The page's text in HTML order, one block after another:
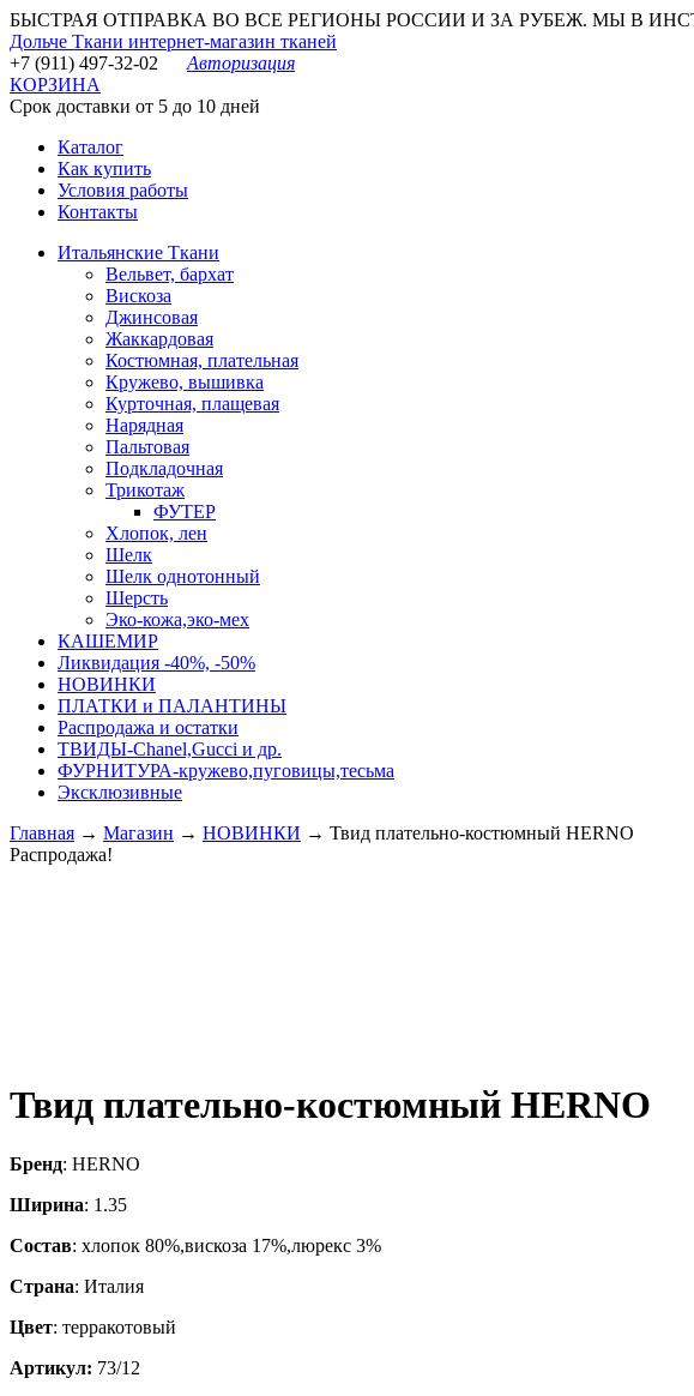
БЫСТРАЯ ОТПРАВКА ВО ВСЕ РЕГИОНЫ РОССИИ И ЗА РУБЕЖ. МЫ В
Дольче Ткани интернет-магазин тканей
+7 (911) 497-32-02
Авторизация
КОРЗИНА
Срок доставки от 5 до 10 дней
Каталог
Как купить
Условия работы
Контакты
Итальянские Ткани
Вельвет, бархат
Вискоза
Джинсовая
Жаккардовая
Костюмная, плательная
Кружево, вышивка
Курточная, плащевая
Нарядная
Пальтовая
Подкладочная
Трикотаж
ФУТЕР
Хлопок, лен
Шелк
Шелк однотонный
Шерсть
Эко-кожа,эко-мех
КАШЕМИР
Ликвидация -40%, -50%
НОВИНКИ
ПЛАТКИ и ПАЛАНТИНЫ
Распродажа и остатки
ТВИДЫ-Сhanel,Gucci и др.
ФУРНИТУРА-кружево,пуговицы,тесьма
Эксклюзивные
Главная → Магазин → НОВИНКИ → Твид плательно-костюмный HERNO
Распродажа!
Твид плательно-костюмный HERNO
Бренд: HERNO
Ширина: 1.35
Состав: хлопок 80%,вискоза 17%,люрекс 3%
Страна: Италия
Цвет: терракотовый
Артикул: 73/12